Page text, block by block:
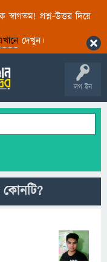
স্বাগতম! প্রশ্ন-উত্তর দিয়ে
দেখুন।
লগ ইন